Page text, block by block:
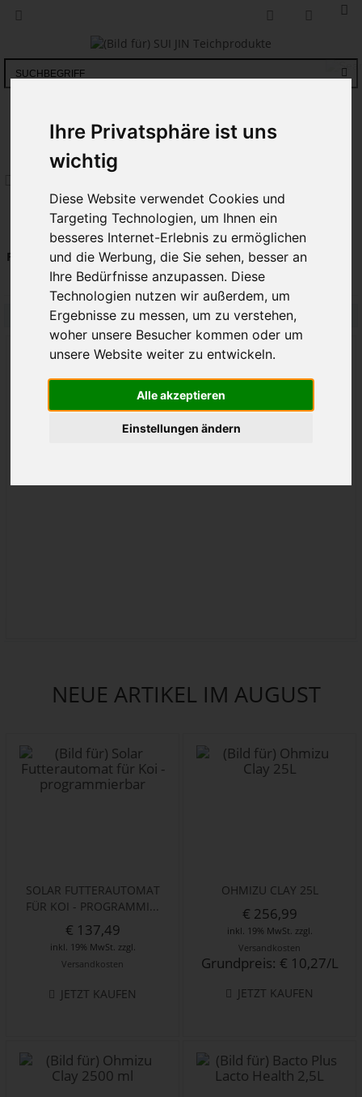
Ihre Privatsphäre ist uns
wichtig
Diese Website verwendet Cookies und
Targeting Technologien, um Ihnen ein
besseres Internet-Erlebnis zu ermöglichen
und die Werbung, die Sie sehen, besser an
Ihre Bedürfnisse anzupassen. Diese
Technologien nutzen wir außerdem, um
Ergebnisse zu messen, um zu verstehen,
woher unsere Besucher kommen oder um
unsere Website weiter zu entwickeln.
Alle akzeptieren
Einstellungen ändern
Filter: Zeige als:
Sortiere nach: Artikel Artikel Preis
NEUE ARTIKEL IM AUGUST
SOLAR FUTTERAUTOMAT
FÜR KOI - PROGRAMMI...
€ 137,49
inkl. 19% MwSt. zzgl.
Versandkosten
JETZT KAUFEN
OHMIZU CLAY 25L
€ 256,99
inkl. 19% MwSt. zzgl.
Versandkosten
Grundpreis: € 10,27/L
JETZT KAUFEN